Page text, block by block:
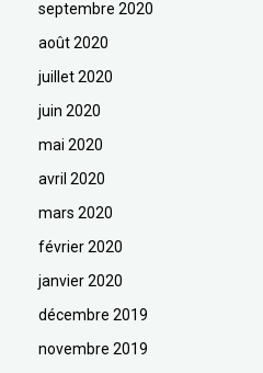
septembre 2020
août 2020
juillet 2020
juin 2020
mai 2020
avril 2020
mars 2020
février 2020
janvier 2020
décembre 2019
novembre 2019